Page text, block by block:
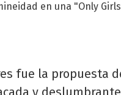
en una "Only
fue la propuesta
y